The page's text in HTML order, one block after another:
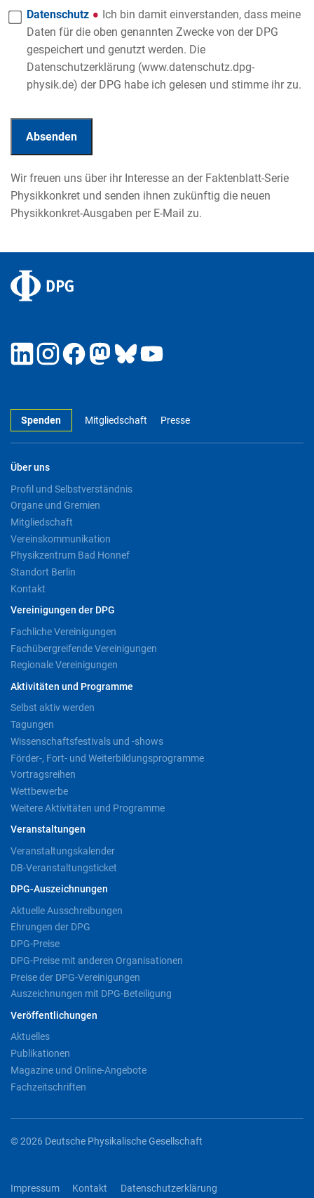
Datenschutz
Ich bin damit einverstanden, dass meine
Daten für die oben genannten Zwecke von der DPG
gespeichert und genutzt werden. Die
Datenschutzerklärung (www.datenschutz.dpg-
physik.de) der DPG habe ich gelesen und stimme ihr zu.
Wir freuen uns über ihr Interesse an der Faktenblatt-Serie
Physikkonkret und senden ihnen zukünftig die neuen
Physikkonkret-Ausgaben per E-Mail zu.
Spenden Mitgliedschaft Presse
Über uns
Profil und Selbstverständnis
Organe und Gremien
Mitgliedschaft
Vereinskommunikation
Physikzentrum Bad Honnef
Standort Berlin
Kontakt
Vereinigungen der DPG
Fachliche Vereinigungen
Fachübergreifende Vereinigungen
Regionale Vereinigungen
Aktivitäten und Programme
Selbst aktiv werden
Tagungen
Wissenschaftsfestivals und -shows
Förder-, Fort- und Weiterbildungsprogramme
Vortragsreihen
Wettbewerbe
Weitere Aktivitäten und Programme
Veranstaltungen
Veranstaltungskalender
DB-Veranstaltungsticket
DPG-Auszeichnungen
Aktuelle Ausschreibungen
Ehrungen der DPG
DPG-Preise
DPG-Preise mit anderen Organisationen
Preise der DPG-Vereinigungen
Auszeichnungen mit DPG-Beteiligung
Veröffentlichungen
Aktuelles
Publikationen
Magazine und Online-Angebote
Fachzeitschriften
© 2026 Deutsche Physikalische Gesellschaft
Impressum Kontakt Datenschutzerklärung